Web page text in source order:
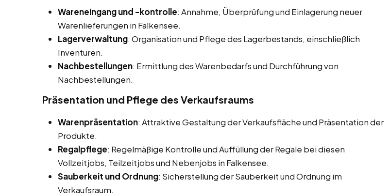
Wareneingang und -kontrolle: Annahme, Überprüfung und Einlagerung neuer
Warenlieferungen in Falkensee.
Lagerverwaltung: Organisation und Pflege des Lagerbestands, einschließlich
Inventuren.
Nachbestellungen: Ermittlung des Warenbedarfs und Durchführung von
Nachbestellungen.
Präsentation und Pflege des Verkaufsraums
Warenpräsentation: Attraktive Gestaltung der Verkaufsfläche und Präsentation der
Produkte.
Regalpflege: Regelmäßige Kontrolle und Auffüllung der Regale bei diesen
Vollzeitjobs, Teilzeitjobs und Nebenjobs in Falkensee.
Sauberkeit und Ordnung: Sicherstellung der Sauberkeit und Ordnung im
Verkaufsraum.